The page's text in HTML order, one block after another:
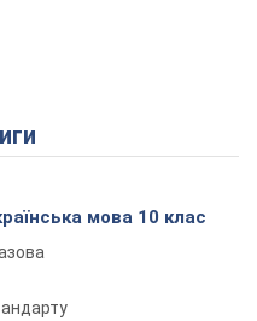
Video
мова 10 клас